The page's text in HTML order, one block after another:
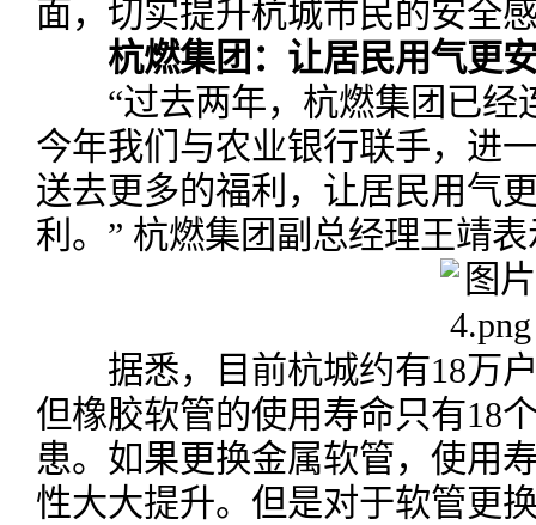
面，切实提升杭城市民的安全
杭燃集团：让居民用气更
“过去两年，杭燃集团已经
今年我们与农业银行联手，进
送去更多的福利，让居民用气
利。” 杭燃集团副总经理王靖
据悉，目前杭城约有18万户
但橡胶软管的使用寿命只有18
患。如果更换金属软管，使用
性大大提升。但是对于软管更